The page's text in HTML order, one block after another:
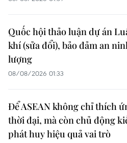
Quốc hội thảo luận dự án
khí (sửa đổi), bảo đảm an
lượng
08/08/2026 01:33
Để ASEAN không chỉ thích
thời đại, mà còn chủ động
phát huy hiệu quả vai trò